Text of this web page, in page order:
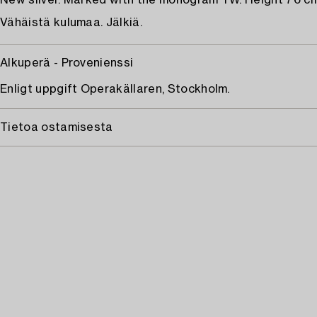
Vähäistä kulumaa. Jälkiä.
Alkuperä - Provenienssi
Enligt uppgift Operakällaren, Stockholm.
Tietoa ostamisesta